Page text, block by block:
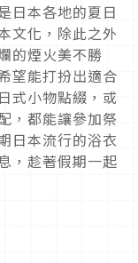
日本各地的夏日
文化，除此之外
的煙火美不勝
望能打扮出適合
式小物點綴，或
，都能讓參加祭
日本流行的浴衣
，趁著假期一起